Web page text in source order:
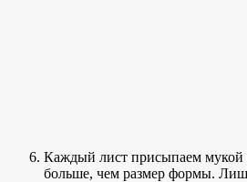
Каждый лист присыпаем мукой
больше, чем размер формы.